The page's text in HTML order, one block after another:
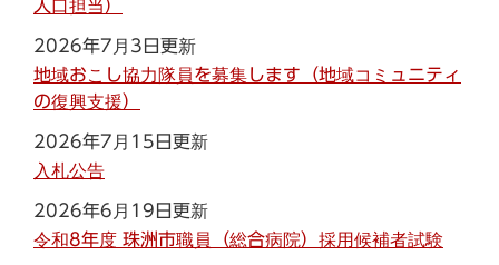
人口担当）
2026年7月3日更新
地域おこし協力隊員を募集します（地域コミュニティ
の復興支援）
2026年7月15日更新
入札公告
2026年6月19日更新
令和8年度 珠洲市職員（総合病院）採用候補者試験